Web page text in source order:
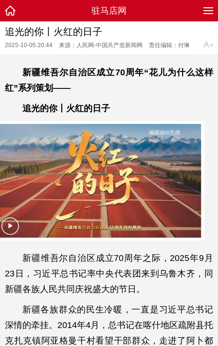
驻马店网
追光的你丨火红的日子
2025-10-05 20:44 来源：人民网-中国共产党新闻网 责任编辑：付琳
新疆维吾尔自治区成立70周年“花儿为什么这样
红”系列策划——
追光的你丨火红的日子
新疆维吾尔自治区成立70周年之际，2025年9月
23日，习近平总书记率中央代表团来到乌鲁木齐，同
新疆各族人民共同庆祝盛大的节日。
新疆各族群众的民生冷暖，一直是习近平总书记
深情的牵挂。2014年4月，总书记在喀什地区疏附县托
克扎克镇阿亚格曼干村看望干部群众，走进了阿卜都